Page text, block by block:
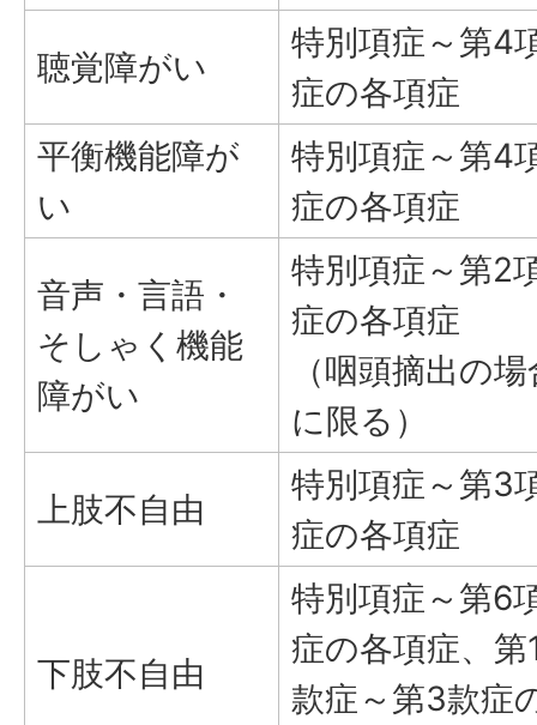
聴覚障がい
特別項症～第4
症の各項症
平衡機能障が
い
特別項症～第4
症の各項症
音声・言語・
そしゃく機能
障がい
特別項症～第2
症の各項症
（咽頭摘出の
に限る）
上肢不自由
特別項症～第3
症の各項症
下肢不自由
特別項症～第6
症の各項症、第
款症～第3款症